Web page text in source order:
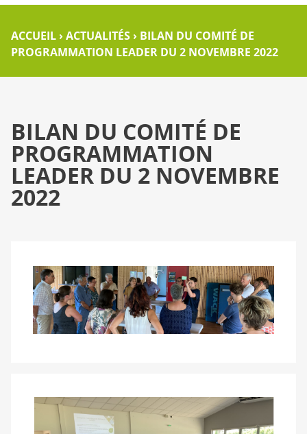
ACCUEIL ›ACTUALITÉS › BILAN DU COMITÉ DE
PROGRAMMATION LEADER DU 2 NOVEMBRE 2022
BILAN DU COMITÉ DE
PROGRAMMATION
LEADER DU 2 NOVEMBRE
2022